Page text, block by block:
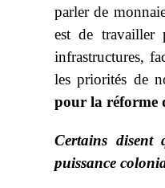
parler de
est de travailler
infrastructures,
les priorités de
pour la réforme
Certains disent
puissance